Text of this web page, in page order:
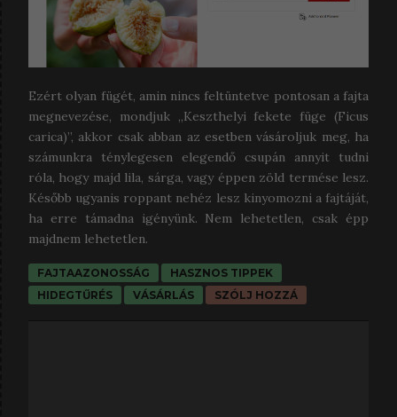
Ezért olyan fügét, amin nincs feltüntetve pontosan a fajta
megnevezése, mondjuk „Keszthelyi fekete füge (Ficus
carica)”, akkor csak abban az esetben vásároljuk meg, ha
számunkra ténylegesen elegendő csupán annyit tudni
róla, hogy majd lila, sárga, vagy éppen zöld termése lesz.
Később ugyanis roppant nehéz lesz kinyomozni a fajtáját,
ha erre támadna igényünk. Nem lehetetlen, csak épp
majdnem lehetetlen.
FAJTAAZONOSSÁG
HASZNOS TIPPEK
HIDEGTŰRÉS
VÁSÁRLÁS SZÓLJ HOZZÁ